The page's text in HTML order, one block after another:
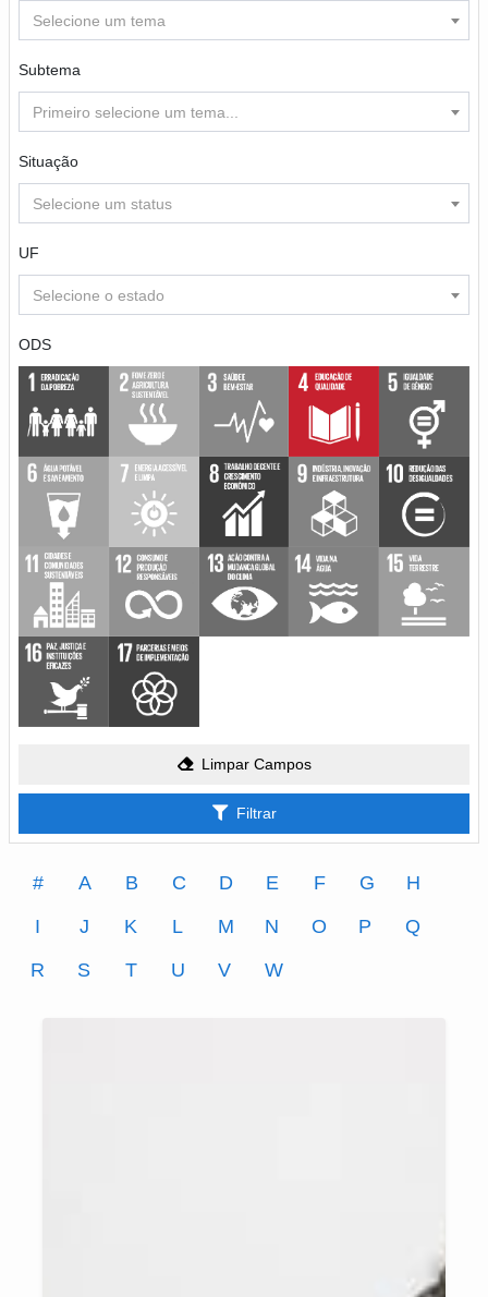
Selecione um tema
Subtema
Primeiro selecione um tema...
Situação
Selecione um status
UF
Selecione o estado
ODS
Limpar Campos
Filtrar
# A B C D E F G
H
I
J K L M N O P
Q
R
S T U V W